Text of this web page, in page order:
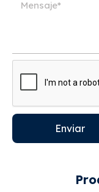
Enviar